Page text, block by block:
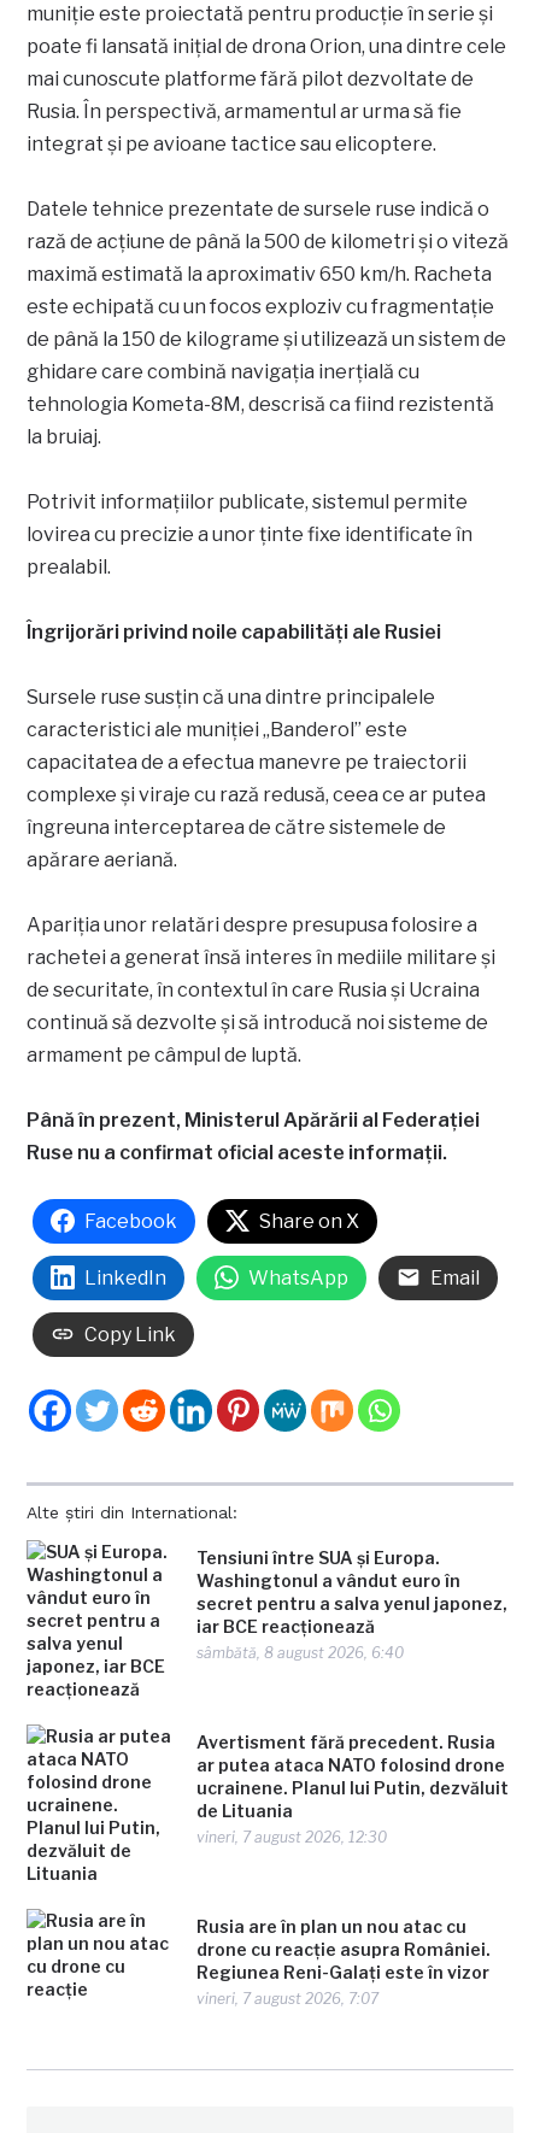
Alte știri din International:
Tensiuni între SUA și Europa.
Washingtonul a vândut euro în
secret pentru a salva yenul japonez,
iar BCE reacționează
sâmbătă, 8 august 2026, 6:40
Avertisment fără precedent. Rusia
ar putea ataca NATO folosind drone
ucrainene. Planul lui Putin, dezvăluit
de Lituania
vineri, 7 august 2026, 12:30
Rusia are în plan un nou atac cu
drone cu reacție asupra României.
Regiunea Reni-Galați este în vizor
vineri, 7 august 2026, 7:07
muniție este proiectată pentru producție în serie și
poate fi lansată inițial de drona Orion, una dintre cele
mai cunoscute platforme fără pilot dezvoltate de
Rusia. În perspectivă, armamentul ar urma să fie
integrat și pe avioane tactice sau elicoptere.
Datele tehnice prezentate de sursele ruse indică o
rază de acțiune de până la 500 de kilometri și o viteză
maximă estimată la aproximativ 650 km/h. Racheta
este echipată cu un focos exploziv cu fragmentație
de până la 150 de kilograme și utilizează un sistem de
ghidare care combină navigația inerțială cu
tehnologia Kometa-8M, descrisă ca fiind rezistentă
la bruiaj.
Potrivit informațiilor publicate, sistemul permite
lovirea cu precizie a unor ținte fixe identificate în
prealabil.
Îngrijorări privind noile capabilități ale Rusiei
Sursele ruse susțin că una dintre principalele
caracteristici ale muniției „Banderol” este
capacitatea de a efectua manevre pe traiectorii
complexe și viraje cu rază redusă, ceea ce ar putea
îngreuna interceptarea de către sistemele de
apărare aeriană.
Apariția unor relatări despre presupusa folosire a
rachetei a generat însă interes în mediile militare și
de securitate, în contextul în care Rusia și Ucraina
continuă să dezvolte și să introducă noi sisteme de
armament pe câmpul de luptă.
Până în prezent, Ministerul Apărării al Federației
Ruse nu a confirmat oficial aceste informații.
Facebook Share on X
LinkedIn WhatsApp Email
Copy Link